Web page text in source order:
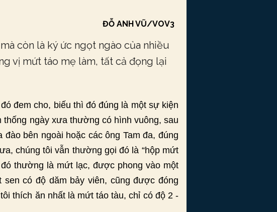
ĐỖ ANH VŨ/VOV3
còn là ký ức ngọt ngào của nhiều
vị mứt táo mẹ làm, tất cả đọng lại
đem cho, biếu thì đó đúng là một sự kiện
ngày xưa thường có hình vuông, sau
bên ngoài hoặc các ông Tam đa, đúng
chúng tôi vẫn thường gọi đó là “hộp mứt
thường là mứt lạc, được phong vào một
có độ dăm bảy viên, cũng được đóng
thích ăn nhất là mứt táo tàu, chỉ có độ 2 -